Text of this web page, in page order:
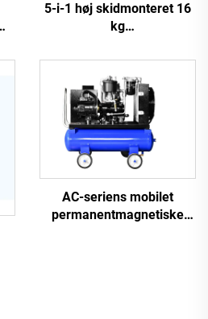
5-i-1 høj skidmonteret 16
kg
til laserskæring med 1200
L tank
AC-seriens mobilet
permanentmagnetiske